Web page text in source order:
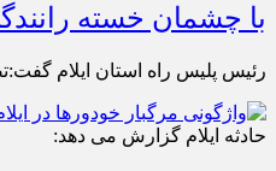
با چشمان خسته
رئیس پلیس راه استان ایلام
حادثه ایلام گزارش می دهد: